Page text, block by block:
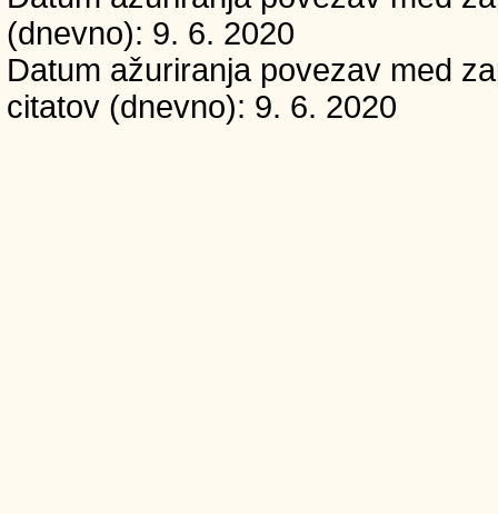
(dnevno): 9. 6. 2020
Datum ažuriranja povezav med
citatov (dnevno): 9. 6. 2020